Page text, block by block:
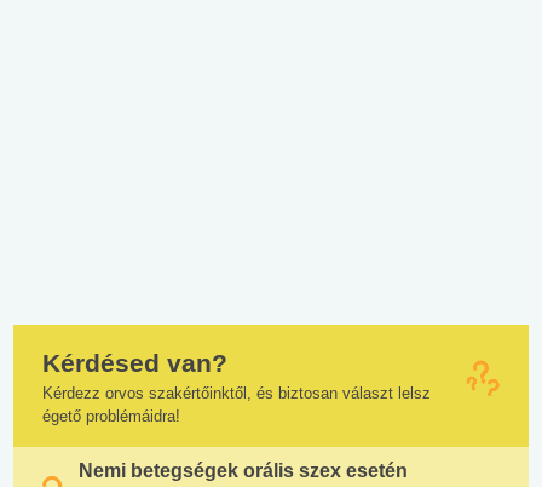
Kérdésed van?
Kérdezz orvos szakértőinktől, és biztosan választ lelsz
égető problémáidra!
Nemi betegségek orális szex esetén